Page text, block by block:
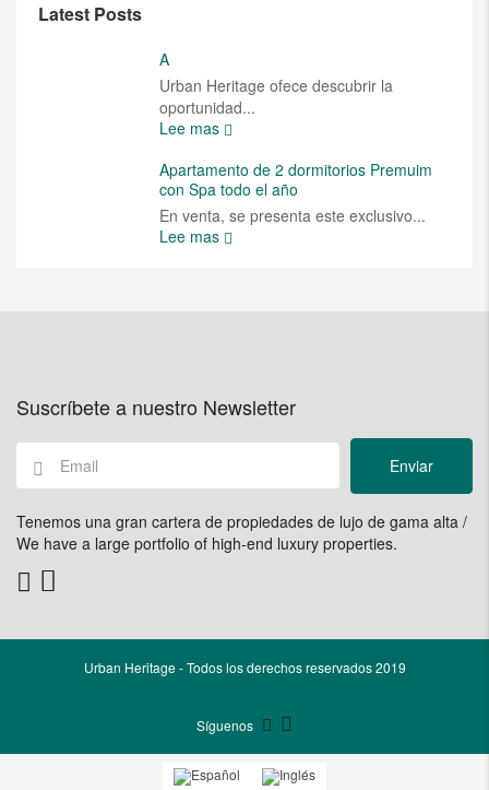
Latest Posts
A
Urban Heritage ofece descubrir la
oportunidad...
Lee mas
Apartamento de 2 dormitorios Premuim
con Spa todo el año
En venta, se presenta este exclusivo...
Lee mas
Suscríbete a nuestro Newsletter
Enviar
Tenemos una gran cartera de propiedades de lujo de gama alta /
We have a large portfolio of high-end luxury properties.
Urban Heritage - Todos los derechos reservados 2019
Síguenos